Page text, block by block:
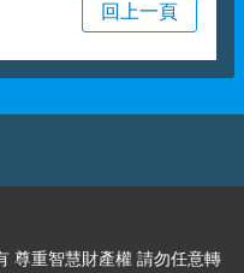
回上一頁
尊重智慧財產權 請勿任意轉